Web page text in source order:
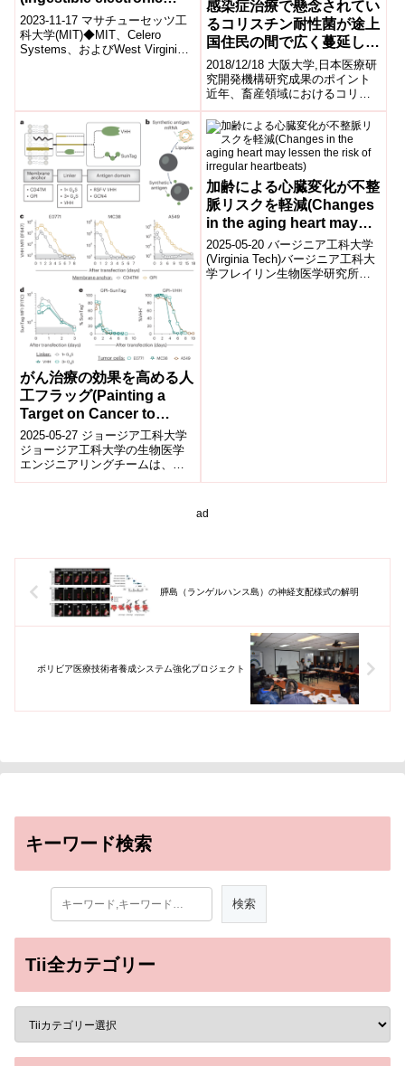
device detects breathing
depression in patients)
2023-11-17 マサチューセッツ工
科大学(MIT)◆MIT、Celero
Systems、およびWest Virginia
感染症治療で懸念されてい
るコリスチン耐性菌が途上
国住民の間で広く蔓延して
いることが明らかとなる
2018/12/18 大阪大学,日本医療研
究開発機構研究成果のポイント
近年、畜産領域におけるコリス
チン耐性菌の増加が報告されヒ
トへのさらなる拡大が懸念され
てい...
がん治療の効果を高める人
工フラッグ(Painting a
Target on Cancer to
Make Therapy More
Effective)
2025-05-27 ジョージア工科大学
ジョージア工科大学の生物医学
エンジニアリングチームは、が
ん治療の新たなアプローチを開
加齢による心臓変化が不整
脈リスクを軽減(Changes
in the aging heart may
lessen the risk of
irregular heartbeats)
2025-05-20 バージニア工科大学
(Virginia Tech)バージニア工科大
学フレイリン生物医学研究所の
ad
膵島（ランゲルハンス島）の神経支配様式の解明
ボリビア医療技術者養成システム強化プロジェクト
キーワード検索
Tii全カテゴリー